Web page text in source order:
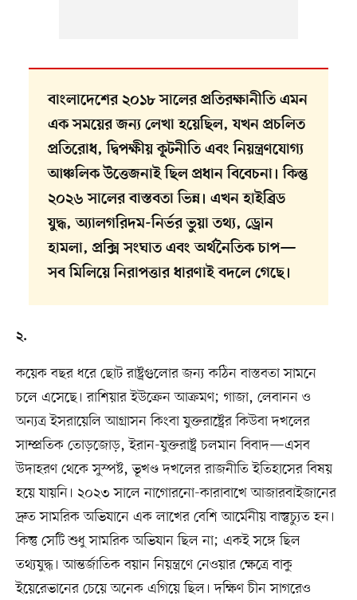
বাংলাদেশের ২০১৮ সালের প্রতিরক্ষানীতি এমন
এক সময়ের জন্য লেখা হয়েছিল, যখন প্রচলিত
প্রতিরোধ, দ্বিপক্ষীয় কূটনীতি এবং নিয়ন্ত্রণযোগ্য
আঞ্চলিক উত্তেজনাই ছিল প্রধান বিবেচনা। কিন্তু
২০২৬ সালের বাস্তবতা ভিন্ন। এখন হাইব্রিড
যুদ্ধ, অ্যালগরিদম-নির্ভর ভুয়া তথ্য, ড্রোন
হামলা, প্রক্সি সংঘাত এবং অর্থনৈতিক চাপ—
সব মিলিয়ে নিরাপত্তার ধারণাই বদলে গেছে।
২.
কয়েক বছর ধরে ছোট রাষ্ট্রগুলোর জন্য কঠিন বাস্তবতা সামনে
চলে এসেছে। রাশিয়ার ইউক্রেন আক্রমণ; গাজা, লেবানন ও
অন্যত্র ইসরায়েলি আগ্রাসন কিংবা যুক্তরাষ্ট্রের কিউবা দখলের
সাম্প্রতিক তোড়জোড়, ইরান-যুক্তরাষ্ট্র চলমান বিবাদ—এসব
উদাহরণ থেকে সুস্পষ্ট, ভূখণ্ড দখলের রাজনীতি ইতিহাসের বিষয়
হয়ে যায়নি। ২০২৩ সালে নাগোরনো-কারাবাখে আজারবাইজানের
দ্রুত সামরিক অভিযানে এক লাখের বেশি আর্মেনীয় বাস্তুচ্যুত হন।
কিন্তু সেটি শুধু সামরিক অভিযান ছিল না; একই সঙ্গে ছিল
তথ্যযুদ্ধ। আন্তর্জাতিক বয়ান নিয়ন্ত্রণে নেওয়ার ক্ষেত্রে বাকু
ইয়েরেভানের চেয়ে অনেক এগিয়ে ছিল। দক্ষিণ চীন সাগরেও